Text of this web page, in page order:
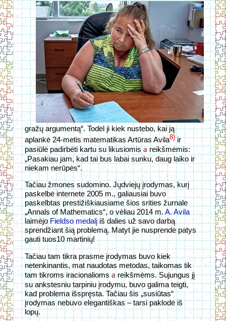
gražų argumentą“. Todėl ji kiek nustebo, kai ją
aplankė 24-metis matematikas Artūras Avila8)ir
pasiūlė padirbėti kartu su likusiomisareikšmėmis:
„Pasakiau jam, kad tai bus labai sunku, daug laiko ir
niekam nerūpės“.
Tačiau žmones sudomino.Jųdviejų įrodymas, kurį
paskelbė internete 2005 m., galiausiai buvo
paskelbtas prestižiškiausiame šios srities žurnale
„Annals of Mathematics“, o vėliau 2014 m.A. Avila
laimėjoFieldso medalįiš dalies už savo darbą
sprendžiant šią problemą. Matyt jie nusprendė patys
gauti tuos10 martinių!
Tačiau tam tikra prasme įrodymas buvo kiek
netenkinantis, mat naudotas metodas, taikomas tik
tam tikroms iracionaliomsareikšmėms. Sujungus jį
su ankstesniu tarpiniu įrodymu, buvo galima teigti,
kad problema išspręsta. Tačiau šis „susiūtas“
įrodymas nebuvo elegantiškas – tarsi paklodė iš
lopų.